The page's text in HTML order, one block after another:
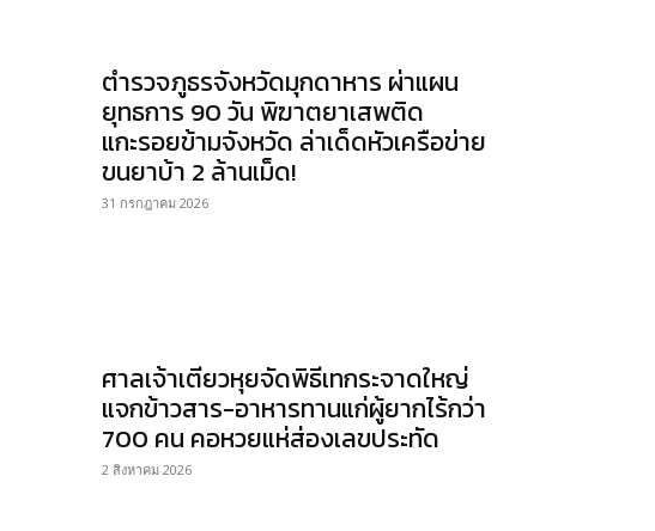
ตำรวจภูธรจังหวัดมุกดาหาร ผ่าแผน
ยุทธการ 90 วัน พิฆาตยาเสพติด
แกะรอยข้ามจังหวัด ล่าเด็ดหัวเครือข่าย
ขนยาบ้า 2 ล้านเม็ด!
31 กรกฎาคม 2026
ศาลเจ้าเตียวหุยจัดพิธีเทกระจาดใหญ่
แจกข้าวสาร-อาหารทานแก่ผู้ยากไร้กว่า
700 คน คอหวยแห่ส่องเลขประทัด
2 สิงหาคม 2026